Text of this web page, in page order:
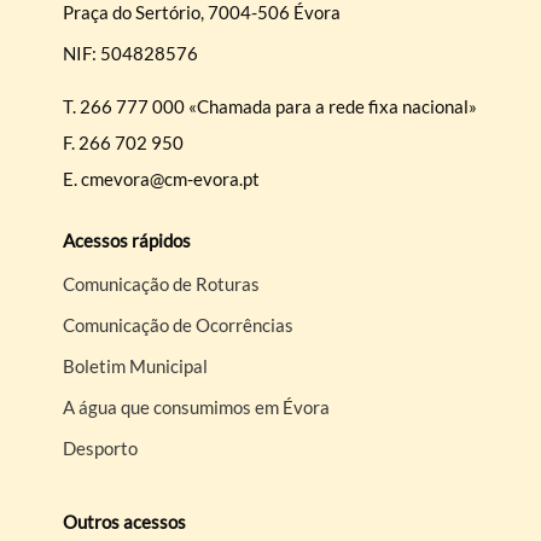
Praça do Sertório, 7004-506 Évora
NIF: 504828576
T. 266 777 000 «Chamada para a rede fixa nacional»
F. 266 702 950
E.cmevora@cm-evora.pt
Acessos rápidos
Comunicação de Roturas
Comunicação de Ocorrências
Boletim Municipal
A água que consumimos em Évora
Desporto
Outros acessos